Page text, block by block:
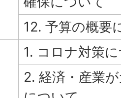
12. 予算の概要
1. コロナ対策
2. 経済・産業